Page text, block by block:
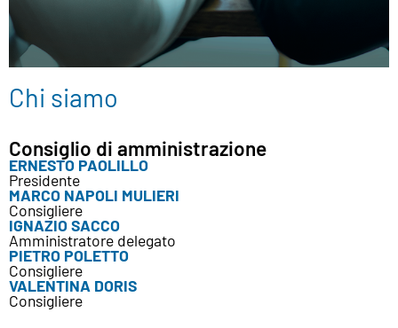
Chi siamo
Consiglio di amministrazione
ERNESTO PAOLILLO
Presidente
MARCO NAPOLI MULIERI
Consigliere
IGNAZIO SACCO
Amministratore delegato
PIETRO POLETTO
Consigliere
VALENTINA DORIS
Consigliere